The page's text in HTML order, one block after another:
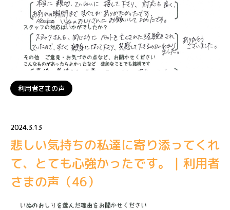
利用者さまの声
2024.3.13
悲しい気持ちの私達に寄り添ってくれ
て、とても心強かったです。｜利用者
さまの声（46）